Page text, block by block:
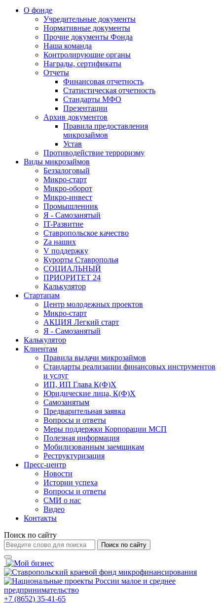
О фонде
Учредительные документы
Нормативные документы
Прочие документы Фонда
Наша команда
Контролирующие органы
Награды, сертификаты
Отчеты
Финансовая отчетность
Статистическая отчетность
Стандарты МФО
Презентации
Архив документов
Правила предоставления
микрозаймов
Устав
Противодействие терроризму
Виды микрозаймов
Беззалоговый
Микро-старт
Микро-оборот
Микро-инвест
Промышленник
Я - Самозанятый
IT-Развитие
Ставропольское качество
Za наших
V поддержку
Курорты Ставрополья
СОЦИАЛЬНЫЙ
ПРИОРИТЕТ 24
Калькулятор
Стартапам
Центр молодежных проектов
Микро-старт
АКЦИЯ Легкий старт
Я - Самозанятый
Калькулятор
Клиентам
Правила выдачи микрозаймов
Стандарты реализации финансовых инструментов
и услуг
ИП, ИП Глава К(Ф)Х
Юридические лица, К(Ф)Х
Самозанятым
Предварительная заявка
Вопросы и ответы
Меры поддержки Корпорации МСП
Полезная информация
Мобилизованным заемщикам
Реструктуризация
Пресс-центр
Новости
Истории успеха
Вопросы и ответы
СМИ о нас
Видео
Контакты
Поиск по сайту
Поиск по сайту
+7 (8652) 35-41-65